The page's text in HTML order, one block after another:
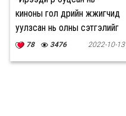
киноны гол дүрийн жүжигчид
уулзсан нь олны сэтгэлийг
хөдөлгөв
78 3476 2022-10-13